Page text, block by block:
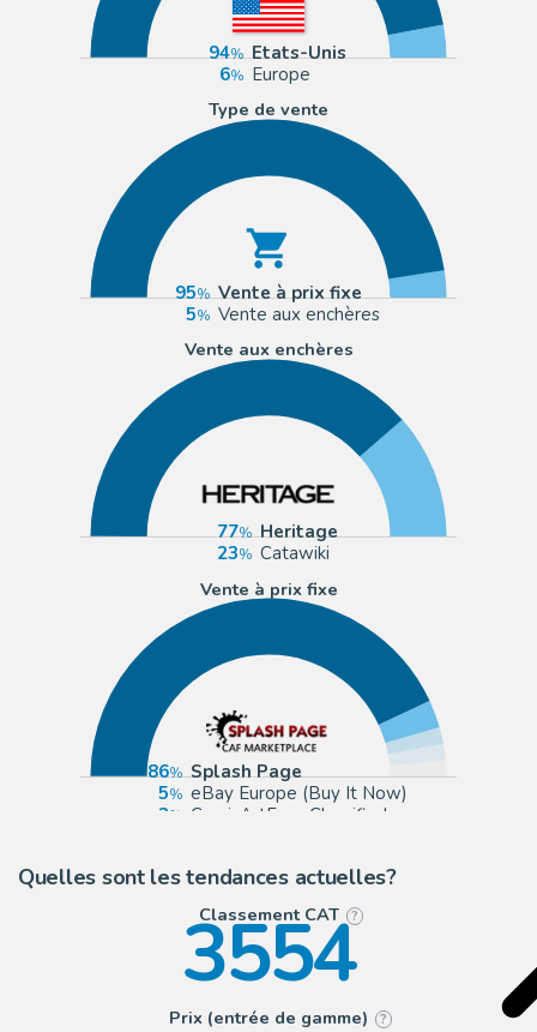
94
Etats-Unis
6
Europe
Type de vente
95
Vente à prix fixe
5
Vente aux enchères
Vente aux enchères
77
Heritage
23
Catawiki
Vente à prix fixe
86
Splash Page
5
eBay Europe (Buy It Now)
3
ComicArtFans Classifieds
Quelles sont les tendances actuelles?
Classement CAT ?
3554
Prix (entrée de gamme) ?